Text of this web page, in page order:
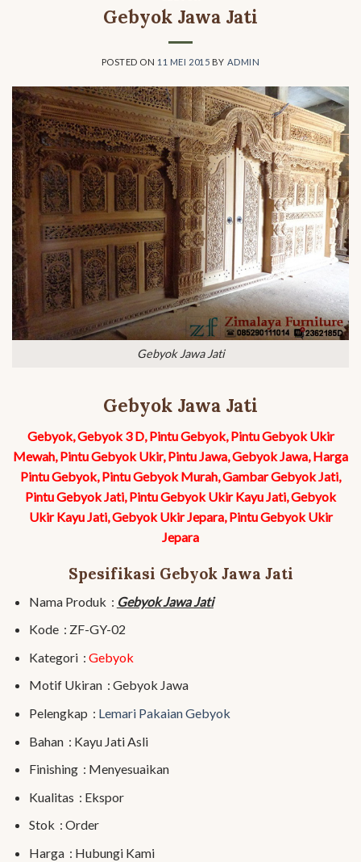
Gebyok Jawa Jati
POSTED ON 11 MEI 2015 BY ADMIN
Gebyok Jawa Jati
Gebyok Jawa Jati
Gebyok, Gebyok 3 D, Pintu Gebyok, Pintu Gebyok Ukir
Mewah, Pintu Gebyok Ukir, Pintu Jawa, Gebyok Jawa, Harga
Pintu Gebyok, Pintu Gebyok Murah, Gambar Gebyok Jati,
Pintu Gebyok Jati, Pintu Gebyok Ukir Kayu Jati, Gebyok
Ukir Kayu Jati, Gebyok Ukir Jepara, Pintu Gebyok Ukir
Jepara
Spesifikasi Gebyok Jawa Jati
Nama Produk : Gebyok Jawa Jati
Kode : ZF-GY-02
Kategori : Gebyok
Motif Ukiran : Gebyok Jawa
Pelengkap : Lemari Pakaian Gebyok
Bahan : Kayu Jati Asli
Finishing : Menyesuaikan
Kualitas : Ekspor
Stok : Order
Harga : Hubungi Kami